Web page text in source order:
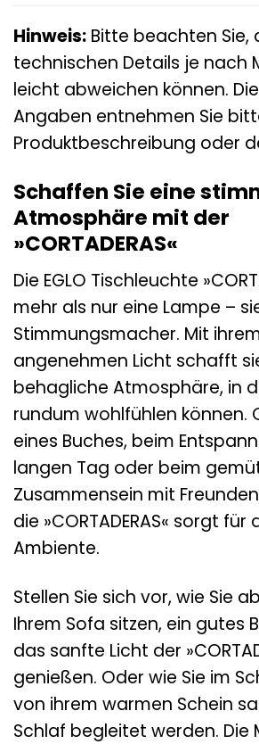
Hinweis: Bitte beachten Sie,
technischen Details je nach
leicht abweichen können.
Angaben entnehmen Sie
Produktbeschreibung oder
Schaffen Sie eine
Atmosphäre mit der
»CORTADERAS«
Die EGLO Tischleuchte
mehr als nur eine Lampe –
Stimmungsmacher. Mit
angenehmen Licht schafft
behagliche Atmosphäre, in
rundum wohlfühlen können.
eines Buches, beim
langen Tag oder beim
Zusammensein mit
die »CORTADERAS« sorgt
Ambiente.
Stellen Sie sich vor, wie Sie
Ihrem Sofa sitzen, ein gutes
das sanfte Licht der
genießen. Oder wie Sie im
von ihrem warmen Schein
Schlaf begleitet werden. Die